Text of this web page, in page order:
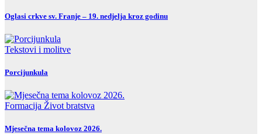
Oglasi crkve sv. Franje – 19. nedjelja kroz godinu
Tekstovi i molitve
Porcijunkula
Formacija Život bratstva
Mjesečna tema kolovoz 2026.